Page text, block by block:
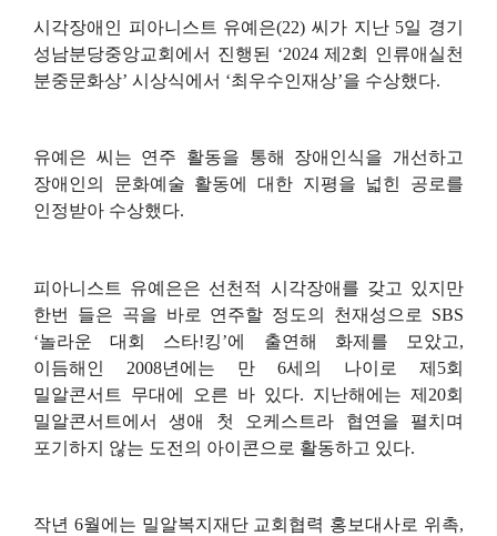
시각장애인 피아니스트 유예은(22)씨가 지난5일 경기
성남분당중앙교회에서 진행된 ‘2024제 2회 인류애실천
분중문화상’ 시상식에서 ‘최우수인재상’을 수상했다.
유예은 씨는 연주 활동을 통해 장애인식을 개선하고
장애인의 문화예술 활동에 대한 지평을 넓힌 공로를
인정받아 수상했다.
피아니스트 유예은은 선천적 시각장애를 갖고 있지만
한번 들은 곡을 바로 연주할 정도의 천재성으로
SBS
‘놀라운 대회 스타!킹’에 출연해 화제를 모았고,
이듬해인
2008년에는 만 6세의 나이로 제 5회
밀알콘서트 무대에 오른 바 있다. 지난해에는 제 20회
밀알콘서트에서 생애 첫 오케스트라 협연을 펼치며
포기하지 않는 도전의 아이콘으로 활동하고 있다.
작년 6월에는 밀알복지재단 교회협력 홍보대사로 위촉,